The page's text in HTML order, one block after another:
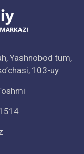
Yashnobod tum,
103-uy